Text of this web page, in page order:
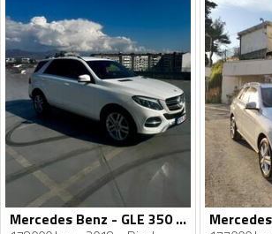
Mercedes Benz - GLE 350 - 350D